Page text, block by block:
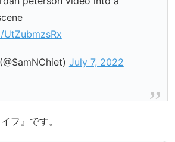
July 7, 2022
フ』です。